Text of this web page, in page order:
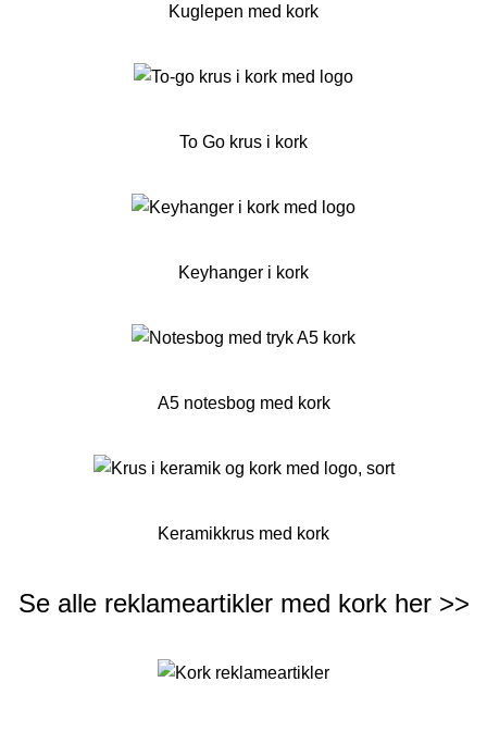
Kuglepen med kork
To Go krus i kork
Keyhanger i kork
A5 notesbog med kork
Keramikkrus med kork
Se alle reklameartikler med kork her >>